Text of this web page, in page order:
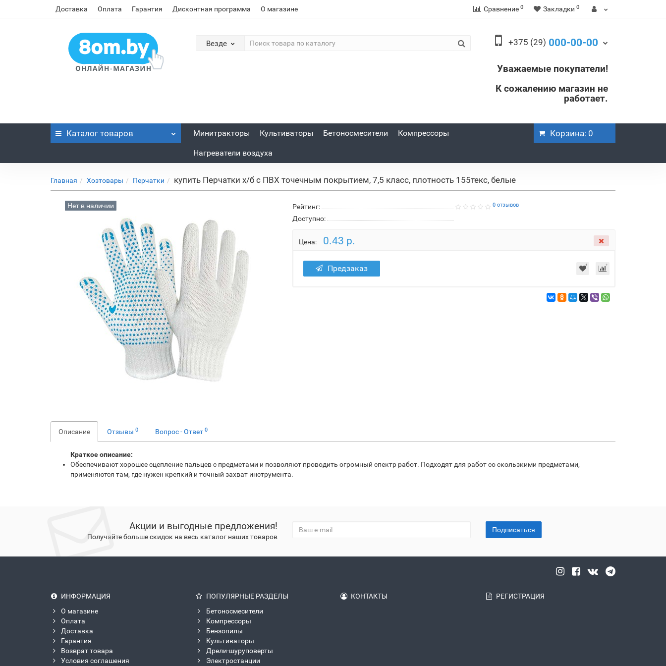
Доставка Оплата Гарантия Дисконтная программа О магазине Сравнение 0 Закладки 0
Везде +375 (29) 000-00-00
Уважаемые покупатели!
К сожалению магазин не
работает.
Каталог товаров Минитракторы Культиваторы Бетоносмесители Компрессоры
Нагреватели воздуха
Корзина: 0
Главная Хозтовары Перчатки купить Перчатки х/б с ПВХ точечным покрытием, 7,5 класс, плотность 155текс, белые
Нет в наличии Рейтинг: 0 отзывов
Доступно:
Цена: 0.43 р.
Предзаказ
Описание Отзывы 0 Вопрос - Ответ 0
Краткое описание:
Обеспечивают хорошее сцепление пальцев с предметами и позволяют проводить огромный спектр работ. Подходят для работ со скользкими предметами,
применяются там, где нужен крепкий и точный захват инструмента.
Акции и выгодные предложения!
Получайте больше скидок на весь каталог наших товаров
Подписаться
ИНФОРМАЦИЯ
О магазине
Оплата
Доставка
Гарантия
Возврат товара
Условия соглашения
ПОПУЛЯРНЫЕ РАЗДЕЛЫ
Бетоносмесители
Компрессоры
Бензопилы
Культиваторы
Дрели-шуруповерты
Электростанции
КОНТАКТЫ РЕГИСТРАЦИЯ